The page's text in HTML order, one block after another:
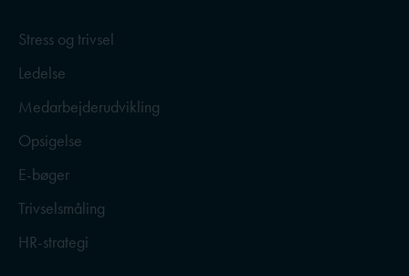
Stress og trivsel
Ledelse
Medarbejderudvikling
Opsigelse
E-bøger
Trivselsmåling
HR-strategi